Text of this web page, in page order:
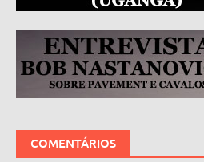
COMENTÁRIOS